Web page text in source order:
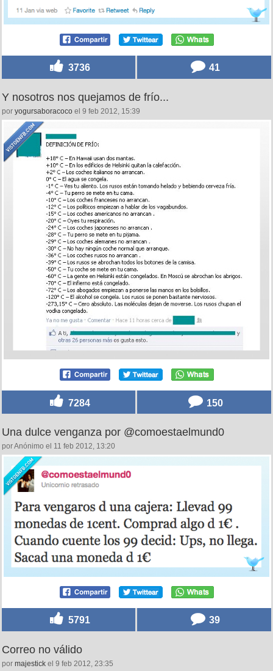
3736 41
Y nosotros nos quejamos de frío...
por yogursaboracoco el 9 feb 2012, 15:39
7284 150
Una dulce venganza por @comoestaelmund0
por Anónimo el 11 feb 2012, 13:20
5791 39
Correo no válido
por majestick el 9 feb 2012, 23:35